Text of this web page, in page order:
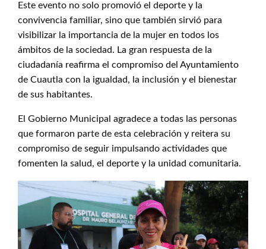
Este evento no solo promovió el deporte y la
convivencia familiar, sino que también sirvió para
visibilizar la importancia de la mujer en todos los
ámbitos de la sociedad. La gran respuesta de la
ciudadanía reafirma el compromiso del Ayuntamiento
de Cuautla con la igualdad, la inclusión y el bienestar
de sus habitantes.
El Gobierno Municipal agradece a todas las personas
que formaron parte de esta celebración y reitera su
compromiso de seguir impulsando actividades que
fomenten la salud, el deporte y la unidad comunitaria.